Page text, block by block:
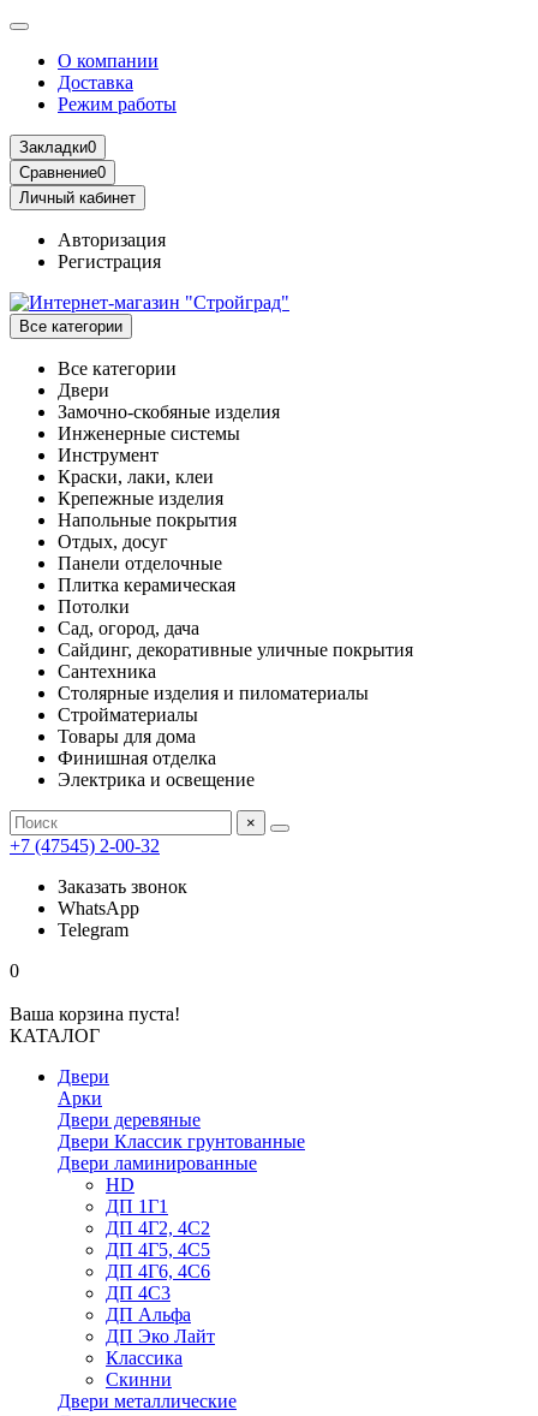
О компании
Доставка
Режим работы
Закладки0
Сравнение0
Личный кабинет
Авторизация
Регистрация
Все категории
Все категории
Двери
Замочно-скобяные изделия
Инженерные системы
Инструмент
Краски, лаки, клеи
Крепежные изделия
Напольные покрытия
Отдых, досуг
Панели отделочные
Плитка керамическая
Потолки
Сад, огород, дача
Сайдинг, декоративные уличные покрытия
Сантехника
Столярные изделия и пиломатериалы
Стройматериалы
Товары для дома
Финишная отделка
Электрика и освещение
×
+7 (47545) 2-00-32
Заказать звонок
WhatsApp
Telegram
0
Ваша корзина пуста!
КАТАЛОГ
Двери
Арки
Двери деревяные
Двери Классик грунтованные
Двери ламинированные
HD
ДП 1Г1
ДП 4Г2, 4С2
ДП 4Г5, 4С5
ДП 4Г6, 4С6
ДП 4С3
ДП Альфа
ДП Эко Лайт
Классика
Скинни
Двери металлические